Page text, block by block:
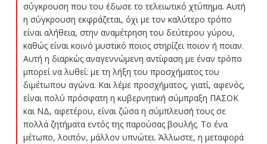
σύγκρουση που του έδωσε το τελειωτικό χτύπημα. Αυτή
η σύγκρουση εκφράζεται, όχι με τον καλύτερο τρόπο
είναι αλήθεια, στην αναμέτρηση του δεύτερου γύρου,
καθώς είναι κοινό μυστικό ποιος στηρίζει ποιον ή ποιαν.
Αυτή η διαρκώς αναγεννώμενη αντίφαση με έναν τρόπο
μπορεί να λυθεί: με τη λήξη του προσχήματος του
διμέτωπου αγώνα. Και λέμε προσχήματος, γιατί, αφενός,
είναι πολύ πρόσφατη η κυβερνητική σύμπραξη ΠΑΣΟΚ
και ΝΔ, αφετέρου, είναι ζώσα η σύμπλευσή τους σε
πολλά ζητήματα εντός της παρούσας βουλής. Το ένα
μέτωπο, λοιπόν, μάλλον υπνώτει. Άλλωστε, η μεταφορά